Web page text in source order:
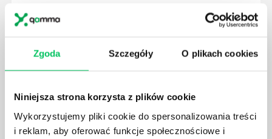
Zgoda Szczegóły O plikach cookies
Niniejsza strona korzysta z plików cookie
Wykorzystujemy pliki cookie do spersonalizowania treści
i reklam, aby oferować funkcje społecznościowe i
ART.105. PRAWO BUDOWLANE
USTAWA z dnia 7 lipca 1994 r. Prawo budowlane
zmianami, które wejdą w 2 połowie 2020 roku)